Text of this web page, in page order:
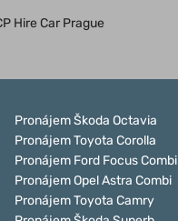
Hire Car Prague
Pronájem Škoda Octavia
Pronájem Toyota Corolla
Pronájem Ford Focus Combi
Pronájem Opel Astra Combi
Pronájem Toyota Camry